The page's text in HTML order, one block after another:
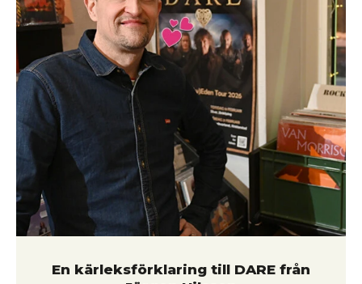
produktionskoordinator har jag hand om
förproduktionen; jag ser till att all info från artisterna –
som riders, tider och teknik – finns på plats långt innan
de kliver innanför dörren. Jag har även hand om våra
publikvärdar och agerar artistansvarig under vissa
konserter. Då är det jag som är på plats för att se till att
tiderna hålls och att artisterna har allt de behöver för att
kunna leverera på scen. Vad har du för bakgrund – vad
har du gjort tidigare och vad ledde dig (tillbaka) hit? Ja,
jag började ju faktiskt mitt arbetsliv här på
Kulturkvarteret redan i gymnasiet som publikvärd och
övergick efter några år till en heltidstjänst på Absolut
Home. Där gjorde jag i princip det jag gör nu som
musik. Sen har jag varit en sväng på Gota Media och
En kärleksförklaring till DARE från